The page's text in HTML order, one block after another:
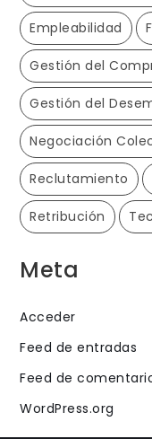
Empleabilidad
Gestión del
Gestión del
Negociación
Reclutamiento
Retribución
Meta
Acceder
Feed de entradas
Feed de
WordPress.org